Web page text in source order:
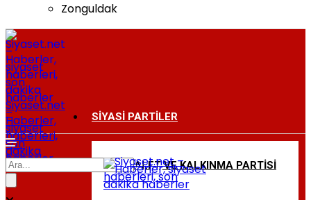
Zonguldak
Siyaset.net
–
Haberler,
siyaset
haberleri,
son
dakika
haberler
SIYASI PARTILER
ADALET VE KALKINMA PARTISI
BAKANLIKLAR